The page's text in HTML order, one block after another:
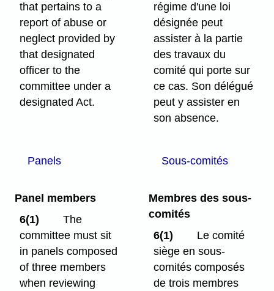
that pertains to a
report of abuse or
neglect provided by
that designated
officer to the
committee under a
designated Act.
régime d'une loi
désignée peut
assister à la partie
des travaux du
comité qui porte sur
ce cas. Son délégué
peut y assister en
son absence.
Panels Sous-comités
Panel members
6(1)
The
committee must sit
in panels composed
of three members
when reviewing
Membres des sous-
comités
6(1)
Le comité
siège en sous-
comités composés
de trois membres